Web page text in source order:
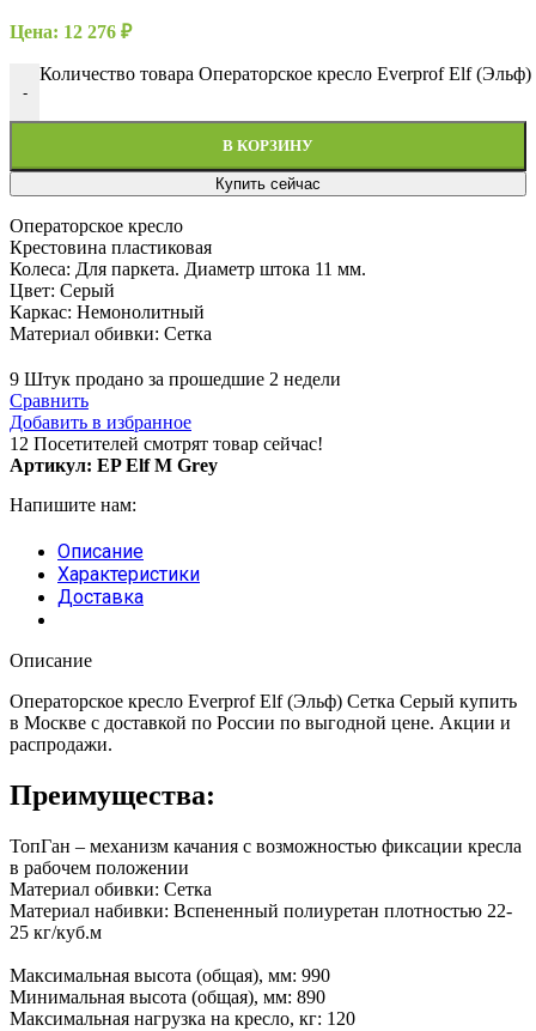
Цена: 12 276 ₽
-
Количество товара Операторское кресло Everprof Elf
В КОРЗИНУ
Купить сейчас
Операторское кресло
Крестовина пластиковая
Колеса: Для паркета. Диаметр штока 11 мм.
Цвет: Серый
Каркас: Немонолитный
Материал обивки: Сетка
9 Штук продано за прошедшие 2 недели
Сравнить
Добавить в избранное
12 Посетителей смотрят товар сейчас!
Артикул: EP Elf M Grey
Напишите нам:
Описание
Характеристики
Доставка
Описание
Операторское кресло Everprof Elf (Эльф) Сетка Серый купить
в Москве с доставкой по России по выгодной цене. Акции и
распродажи.
Преимущества:
ТопГан – механизм качания с возможностью фиксации кресла
в рабочем положении
Материал обивки: Сетка
Материал набивки: Вспененный полиуретан плотностью 22-
25 кг/куб.м
Максимальная высота (общая), мм: 990
Минимальная высота (общая), мм: 890
Максимальная нагрузка на кресло, кг: 120